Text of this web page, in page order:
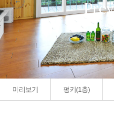
더비
미리보기 펑키(1층)